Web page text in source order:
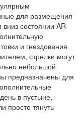
для размещения
состоянии AR-
и гнездования
стрелки могут
небольшой
предназначены для
в пустыне,
просто тянуть